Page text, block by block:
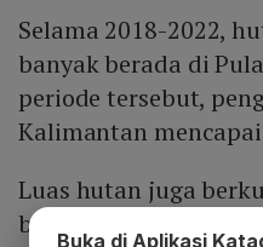
Selama 2018-2022,
banyak berada di
periode tersebut,
Kalimantan
Luas hutan juga
besar lainnya,
Buka di Aplikasi